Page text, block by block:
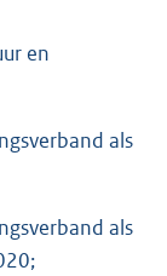
en
als
als